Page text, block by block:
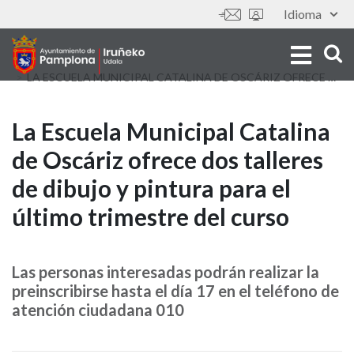
au
contenu
principal
Idioma
Outils
La
Escuela
Municipal
Catalina
de
Oscáriz
La Escuela Municipal Catalina
de Oscáriz ofrece dos talleres
de dibujo y pintura para el
último trimestre del curso
Las personas interesadas podrán realizar la
preinscribirse hasta el día 17 en el teléfono de
atención ciudadana 010